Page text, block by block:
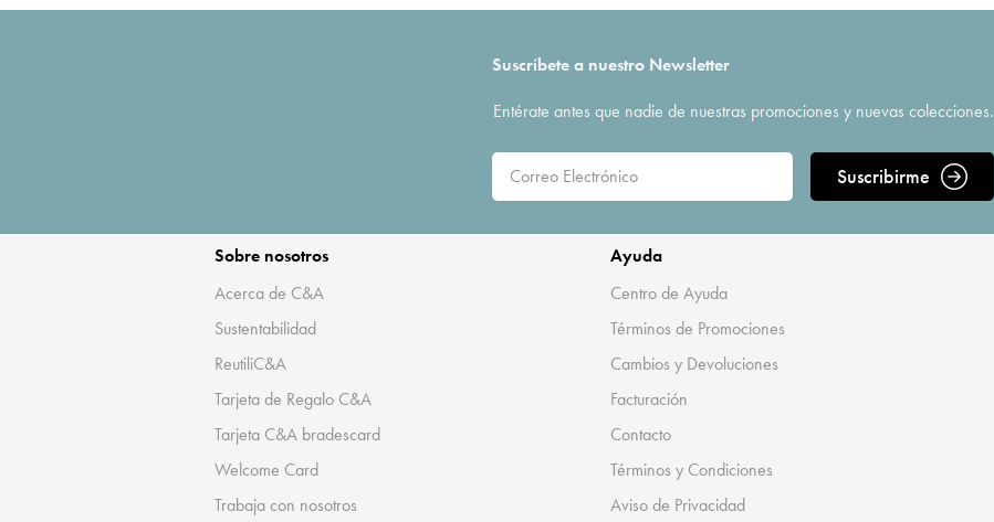
Suscríbete a nuestro Newsletter
Entérate antes que nadie de nuestras promociones y nuevas colecciones.
Suscribirme
Sobre nosotros
Acerca de C&A
Sustentabilidad
ReutiliC&A
Tarjeta de Regalo C&A
Tarjeta C&A bradescard
Welcome Card
Trabaja con nosotros
Ayuda
Centro de Ayuda
Términos de Promociones
Cambios y Devoluciones
Facturación
Contacto
Términos y Condiciones
Aviso de Privacidad